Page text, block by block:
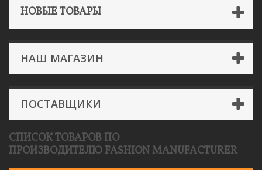
НОВЫЕ ТОВАРЫ
НАШ МАГАЗИН
ПОСТАВЩИКИ
СПИСОК ТОВАРОВ ПО
ПРОИЗВОДИТЕЛЮ FASHION MANUFACTURER